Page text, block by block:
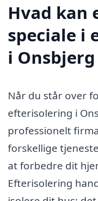
Hvad kan
speciale i
i
Når du står over
efterisolering i
professionelt
forskellige
at forbedre dit
Efterisolering